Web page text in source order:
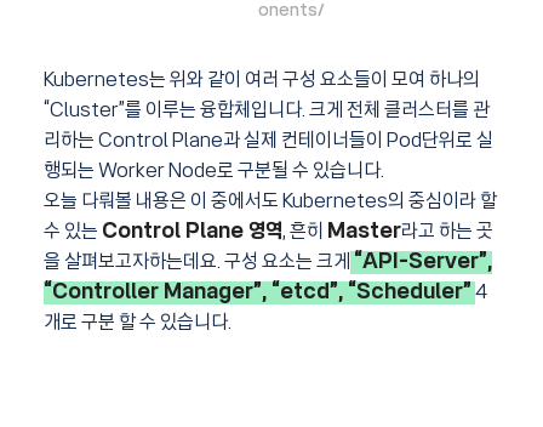
onents/
Kubernetes는 위와 같이 여러 구성 요소들이 모여 하나의
“Cluster”를 이루는 융합체입니다. 크게 전체 클러스터를 관
리하는 Control Plane과 실제 컨테이너들이 Pod단위로 실
행되는 Worker Node로 구분될 수 있습니다.
오늘 다뤄볼 내용은 이 중에서도 Kubernetes의 중심이라 할
수 있는 Control Plane 영역, 흔히 Master라고 하는 곳
을 살펴보고자하는데요. 구성 요소는 크게 “API-Server”,
“Controller Manager”, “etcd”, “Scheduler” 4
개로 구분 할 수 있습니다.